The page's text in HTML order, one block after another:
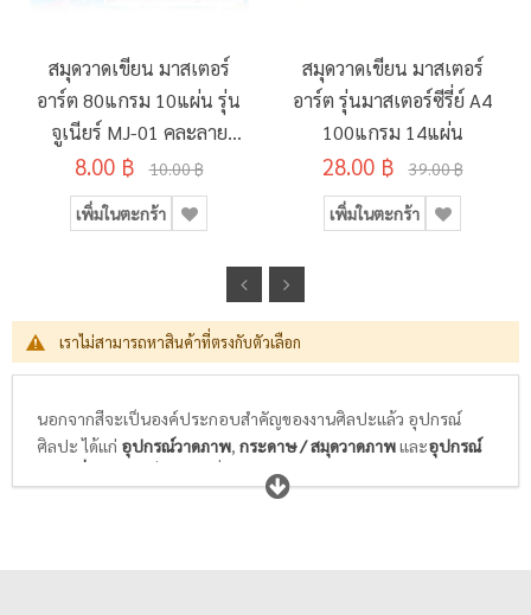
สมุดวาดเขียน มาสเตอร์
อาร์ต 80แกรม 10แผ่น รุ่น
จูเนียร์ MJ-01 คละลาย
190x260มม.
8.00 ฿ 10.00 ฿
เพิ่มในตะกร้า
สมุดวาดเขียน มาสเตอร์
อาร์ต รุ่นมาสเตอร์ซีรี่ย์ A4
100แกรม 14แผ่น
28.00 ฿ 39.00 ฿
เพิ่มในตะกร้า
เราไม่สามารถหาสินค้าที่ตรงกับตัวเลือก
นอกจากสีจะเป็นองค์ประกอบสำคัญของงานศิลปะแล้ว อุปกรณ์
ศิลปะ ได้แก่ อุปกรณ์วาดภาพ, กระดาษ / สมุดวาดภาพและอุปกรณ์
ก็เป็นสิ่งจำเป็นที่นักเรียนนักศึกษาวิชาศิลปะ และศิลปิน
ทุกท่านให้ความสำคัญในการเลือกซื้อ พู่กันที่ดีจะต้องอ่อนนุ่ม ไม่แข็ง